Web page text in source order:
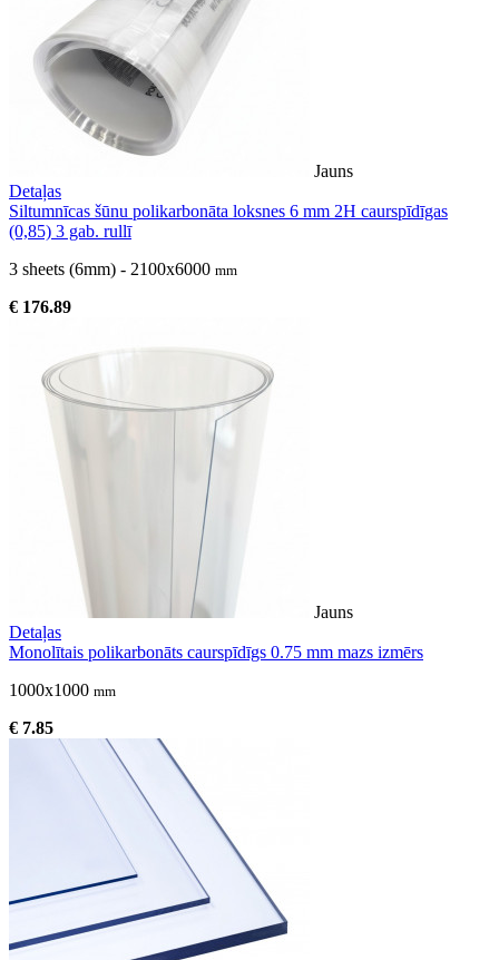
Jauns
Detaļas
Siltumnīcas šūnu polikarbonāta loksnes 6 mm 2H caurspīdīgas
(0,85) 3 gab. rullī
3 sheets (6mm) - 2100x6000 mm
€ 176.89
Jauns
Detaļas
Monolītais polikarbonāts caurspīdīgs 0.75 mm mazs izmērs
1000x1000 mm
€ 7.85